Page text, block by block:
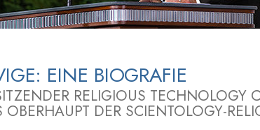
EINE BIOGRAFIE
RELIGIOUS TECHNOLOGY
OBERHAUPT DER SCIENTOLOGY-